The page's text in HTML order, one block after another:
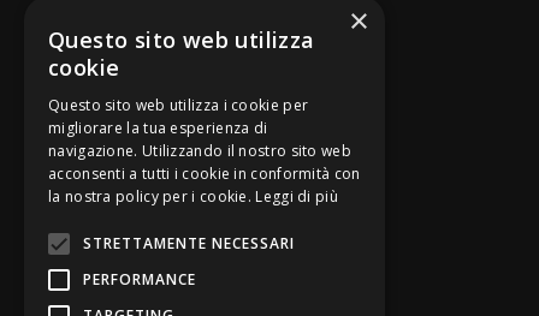
Be Bankers è ideato da
×
Questo sito web utilizza
cookie
Questo sito web utilizza i cookie per
migliorare la tua esperienza di
navigazione. Utilizzando il nostro sito web
acconsenti a tutti i cookie in conformità con
la nostra policy per i cookie. Leggi di più
STRETTAMENTE NECESSARI
PERFORMANCE